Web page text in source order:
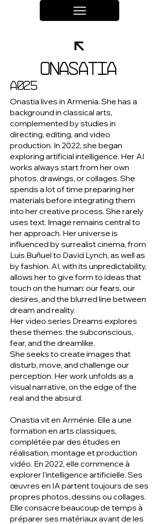
ONASATIA
a025
Onastia lives in Armenia. She has a
background in classical arts,
complemented by studies in
directing, editing, and video
production. In 2022, she began
exploring artificial intelligence. Her AI
works always start from her own
photos, drawings, or collages. She
spends a lot of time preparing her
materials before integrating them
into her creative process. She rarely
uses text. Image remains central to
her approach. Her universe is
influenced by surrealist cinema, from
Luis Buñuel to David Lynch, as well as
by fashion. AI, with its unpredictability,
allows her to give form to ideas that
touch on the human: our fears, our
desires, and the blurred line between
dream and reality.
Her video series Dreams explores
these themes: the subconscious,
fear, and the dreamlike.
She seeks to create images that
disturb, move, and challenge our
perception. Her work unfolds as a
visual narrative, on the edge of the
real and the absurd.
Onastia vit en Arménie. Elle a une
formation en arts classiques,
complétée par des études en
réalisation, montage et production
vidéo. En 2022, elle commence à
explorer l’intelligence artificielle. Ses
œuvres en IA partent toujours de ses
propres photos, dessins ou collages.
Elle consacre beaucoup de temps à
préparer ses matériaux avant de les